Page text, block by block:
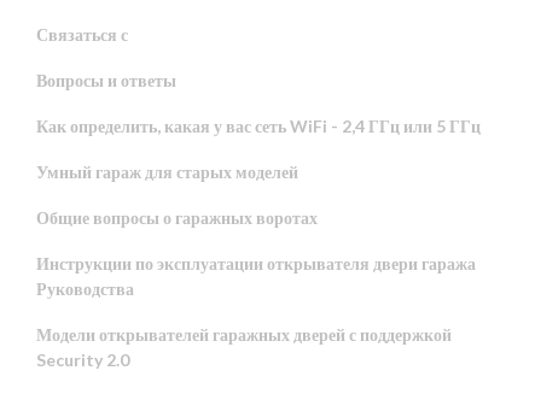
Связаться с
Вопросы и ответы
Как определить, какая у вас сеть WiFi - 2,4 ГГц или 5 ГГц
Умный гараж для старых моделей
Общие вопросы о гаражных воротах
Инструкции по эксплуатации открывателя двери гаража
Руководства
Модели открывателей гаражных дверей с поддержкой
Security 2.0